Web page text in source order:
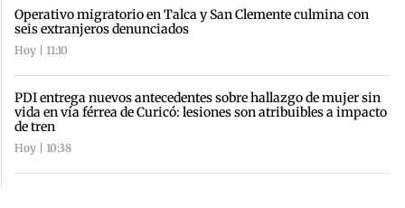
Operativo migratorio en Talca y San Clemente culmina con
seis extranjeros denunciados
Hoy | 11:10
PDI entrega nuevos antecedentes sobre hallazgo de mujer sin
vida en vía férrea de Curicó: lesiones son atribuibles a impacto
de tren
Hoy | 10:38